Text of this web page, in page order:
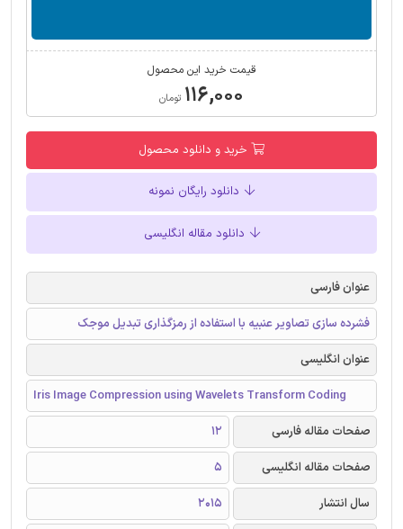
قیمت خرید این محصول
۱۱۶,۰۰۰ تومان
خرید و دانلود محصول
دانلود رایگان نمونه
دانلود مقاله انگلیسی
عنوان فارسی
فشرده سازی تصاویر عنبیه با استفاده از رمزگذاری تبدیل موجک
عنوان انگلیسی
Iris Image Compression using Wavelets Transform Coding
صفحات مقاله فارسی
12
صفحات مقاله انگلیسی
5
سال انتشار
2015